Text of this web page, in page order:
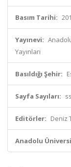
Basım Tarihi:
Yayınevi:
Yayınları
Basıldığı Şehir:
Sayfa Sayıları:
Editörler: Deniz
Anadolu